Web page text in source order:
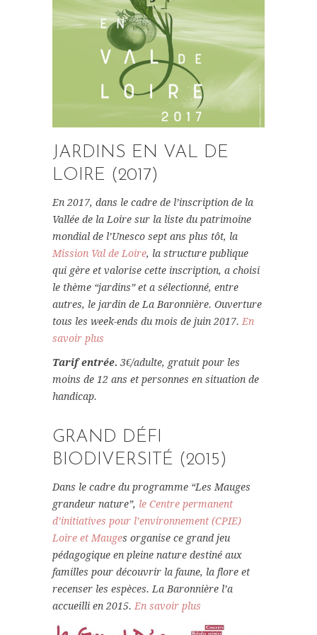
JARDINS EN VAL DE
LOIRE (2017)
En 2017, dans le cadre de l’inscription de la
Vallée de la Loire sur la liste du patrimoine
mondial de l’Unesco sept ans plus tôt, la
Mission Val de Loire, la structure publique
qui gère et valorise cette inscription, a choisi
le thème “jardins” et a sélectionné, entre
autres, le jardin de La Baronnière. Ouverture
tous les week-ends du mois de juin 2017. En
savoir plus
Tarif entrée. 3€/adulte, gratuit pour les
moins de 12 ans et personnes en situation de
handicap.
GRAND DÉFI
BIODIVERSITÉ (2015)
Dans le cadre du programme “Les Mauges
grandeur nature”, le Centre permanent
d’initiatives pour l’environnement (CPIE)
Loire et Mauges organise ce grand jeu
pédagogique en pleine nature destiné aux
familles pour découvrir la faune, la flore et
recenser les espèces. La Baronnière l’a
accueilli en 2015. En savoir plus